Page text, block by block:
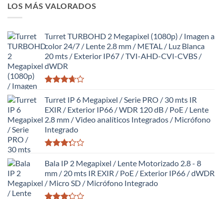
2.64
LOS MÁS VALORADOS
Turret TURBOHD 2 Megapixel (1080p) / Imagen a
color 24/7 / Lente 2.8 mm / METAL / Luz Blanca
20 mts / Exterior IP67 / TVI-AHD-CVI-CVBS /
dWDR
con
3.63de
5
Turret IP 6 Megapixel / Serie PRO / 30 mts IR
EXIR / Exterior IP66 / WDR 120 dB / PoE / Lente
2.8 mm / Video analíticos Integrados / Micrófono
Integrado
con
3.27 de
5
Bala IP 2 Megapixel / Lente Motorizado 2.8 - 8
mm / 20 mts IR EXIR / PoE / Exterior IP66 / dWDR
/ Micro SD / Micrófono Integrado